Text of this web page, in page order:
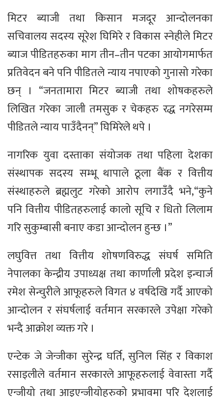
मिटर ब्याजी तथा किसान मजदूर आन्दोलनका
सचिवालय सदस्य सूरेश घिमिरे र विकास स्नेहीले मिटर
ब्याज पीडितहरुका माग तीन–तीन पटका आयोगमार्फत
प्रतिवेदन बने पनि पीडितले न्याय नपाएको गुनासो गरेका
छन् । “जनतामारा मिटर ब्याजी तथा शोषकहरुले
लिखित गरेका जाली तमसुक र चेकहरु रद्ध नगरेसम्म
पीडितले न्याय पाउँदैनन्” घिमिरेले थपे ।
नागरिक युवा दस्ताका संयोजक तथा पहिला देशका
संस्थापक सदस्य सम्भू थापाले ठूला बैंक र वित्तीय
संस्थाहरुले ब्रह्मलुट गरेको आरोप लगाउँदै भने,“कुने
पनि वित्तीय पीडितहरुलाई कालो सूचि र धितो लिलाम
गरि सुकुम्बासी बनाए कडा आन्दोलन हुन्छ ।”
लघुवित्त तथा वित्तीय शोषणविरुद्ध संघर्ष समिति
नेपालका केन्द्रीय उपाध्यक्ष तथा कार्णाली प्रदेश इन्चार्ज
रमेश सेन्चुरीले आफूहरुले विगत ४ वर्षदेखि गर्दै आएको
आन्दोलन र संघर्षलाई वर्तमान सरकारले उपेक्षा गरेको
भन्दै आक्रोश व्यक्त गरे ।
एन्टेक जे जेन्जीका सुरेन्द्र घर्ति, सुनिल सिंह र विकाश
रसाइलीले वर्तमान सरकारले आफूहरुलाई वेवास्ता गर्दै
एन्जीयो तथा आइएन्जीयोहरुको प्रभावमा परि देशलाई